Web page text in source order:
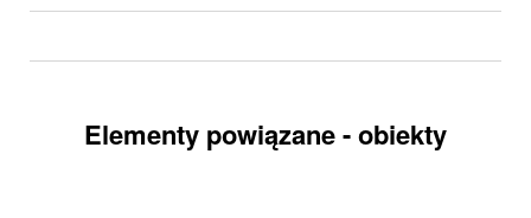
Elementy powiązane - obiekty